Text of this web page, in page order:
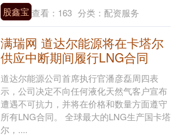
股鑫宝 查看： 163 分类： 配资服务
满瑞网 道达尔能源将在卡塔尔
供应中断期间履行LNG合同
道达尔能源公司首席执行官潘彦磊周四表
示，公司决定不向任何液化天然气客户宣布
遭遇不可抗力，并将在价格和数量方面遵守
所有LNG合同。 全球最大的LNG生产国卡塔
尔，....